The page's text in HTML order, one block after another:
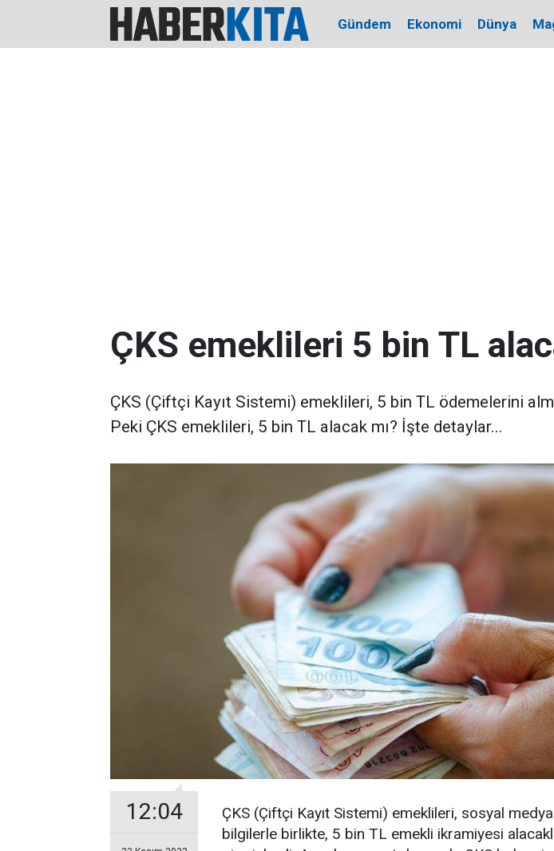
Gündem Ekonomi Dünya
ÇKS emeklileri 5 bin TL
ÇKS (Çiftçi Kayıt Sistemi) emeklileri, 5 bin TL ödemelerini
Peki ÇKS emeklileri, 5 bin TL alacak mı? İşte detaylar...
12:04
ÇKS (Çiftçi Kayıt Sistemi) emeklileri, sosyal
bilgilerle birlikte, 5 bin TL emekli ikramiyesi